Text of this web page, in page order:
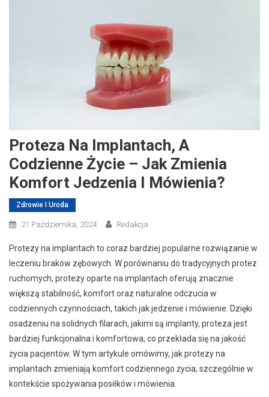
Proteza Na Implantach, A
Codzienne Życie – Jak Zmienia
Komfort Jedzenia I Mówienia?
Zdrowie I Uroda
21 Października, 2024 Redakcja
Protezy na implantach to coraz bardziej popularne rozwiązanie w
leczeniu braków zębowych. W porównaniu do tradycyjnych protez
ruchomych, protezy oparte na implantach oferują znacznie
większą stabilność, komfort oraz naturalne odczucia w
codziennych czynnościach, takich jak jedzenie i mówienie. Dzięki
osadzeniu na solidnych filarach, jakimi są implanty, proteza jest
bardziej funkcjonalna i komfortowa, co przekłada się na jakość
życia pacjentów. W tym artykule omówimy, jak protezy na
implantach zmieniają komfort codziennego życia, szczególnie w
kontekście spożywania posiłków i mówienia.